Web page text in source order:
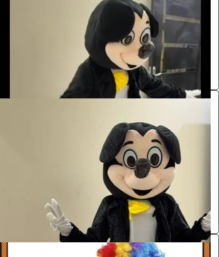
الرياض
0.0 (0)
الفعاليات والحفلات